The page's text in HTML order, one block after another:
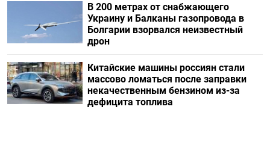
В 200 метрах от снабжающего
Украину и Балканы газопровода в
Болгарии взорвался неизвестный
дрон
Китайские машины россиян стали
массово ломаться после заправки
некачественным бензином из-за
дефицита топлива